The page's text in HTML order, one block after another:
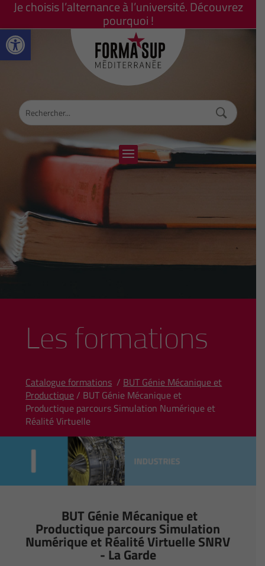
Ouvrir la barre d’outils
Je choisis l’alternance à l’université. Découvrez
pourquoi !
Les formations
Catalogue formations / BUT Génie Mécanique et
Productique/ BUT Génie Mécanique et
Productique parcours Simulation Numérique et
Réalité Virtuelle
BUT Génie Mécanique et
Productique parcours Simulation
Numérique et Réalité Virtuelle SNRV
- La Garde